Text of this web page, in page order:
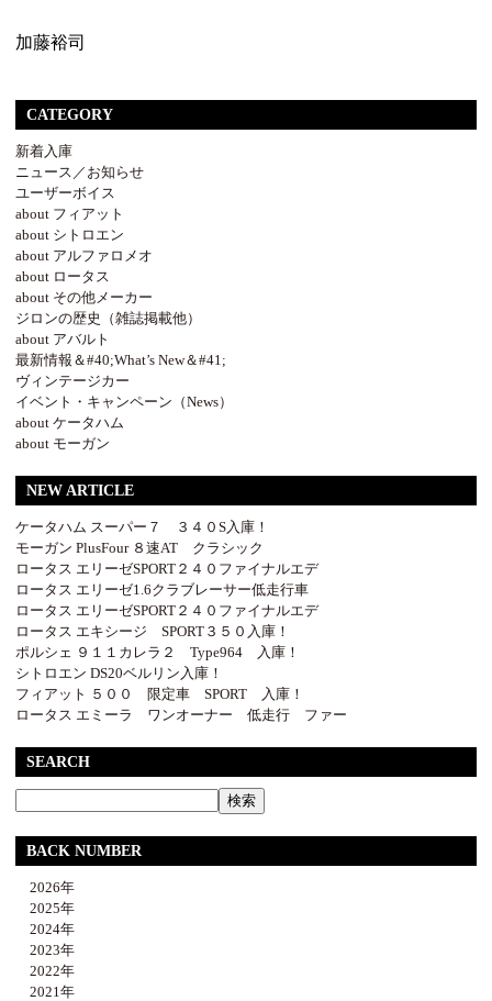
加藤裕司
CATEGORY
新着入庫
ニュース／お知らせ
ユーザーボイス
about フィアット
about シトロエン
about アルファロメオ
about ロータス
about その他メーカー
ジロンの歴史（雑誌掲載他）
about アバルト
最新情報＆#40;What’s New＆#41;
ヴィンテージカー
イベント・キャンペーン（News）
about ケータハム
about モーガン
NEW ARTICLE
ケータハム スーパー７ ３４０S入庫！
モーガン PlusFour ８速AT クラシック
ロータス エリーゼSPORT２４０ファイナルエデ
ロータス エリーゼ1.6クラブレーサー低走行車
ロータス エリーゼSPORT２４０ファイナルエデ
ロータス エキシージ SPORT３５０入庫！
ポルシェ ９１１カレラ２ Type964 入庫！
シトロエン DS20ベルリン入庫！
フィアット ５００ 限定車 SPORT 入庫！
ロータス エミーラ ワンオーナー 低走行 ファー
SEARCH
BACK NUMBER
2026年
2025年
2024年
2023年
2022年
2021年